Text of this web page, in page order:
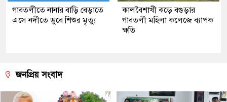
গাবতলীতে নানার বাড়ি বেড়াতে
এসে নদীতে ডুবে শিশুর মৃত্যু
কালবৈশাখী ঝড়ে বগুড়ার
গাবতলী মহিলা কলেজে ব্যাপক
ক্ষতি
জনপ্রিয় সংবাদ